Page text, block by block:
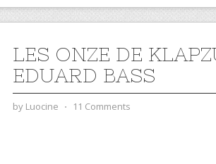
LES ONZE DE
EDUARD BASS
by Luocine ⋅ 11 Comments